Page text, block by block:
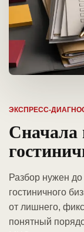
ЭКСПРЕСС-
Сначала
Разбор нужен до
гостиничного
от лишнего,
понятный